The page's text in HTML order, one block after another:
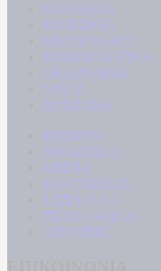
ΠΟΛΙΤΙΚΗ
ΚΟΙΝΩΝΙΑ
ΜΠΟΥΡΛΟΤΟ
ΠΑΡΑΠΟΛΙΤΙΚΑ
ΟΙΚΟΝΟΜΙΑ
ΥΓΕΙΑ
ΕΝΕΡΓΕΙΑ
ΚΟΣΜΟΣ
ΑΘΛΗΤΙΚΑ
MEDIA
ΠΟΛΙΤΙΣΜΟΣ
LIFESTYLE
ΤΕΧΝΟΛΟΓΙΑ
ΑΠΟΨΕΙΣ